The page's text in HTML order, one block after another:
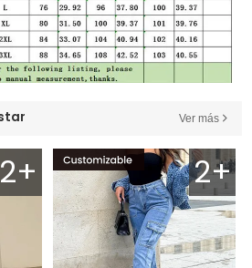
Ver más
2+ 2+